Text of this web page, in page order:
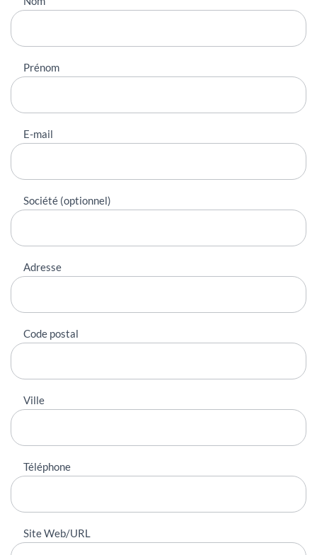
contacter
Prénom
E-mail
Société (optionnel)
Adresse
Code postal
Ville
Téléphone
Site Web/URL